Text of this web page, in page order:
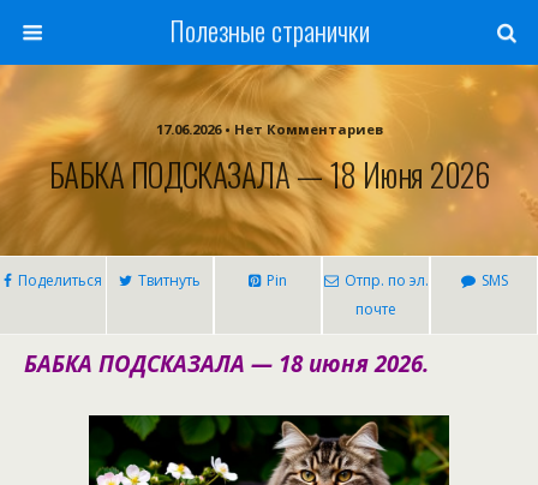
Полезные странички
17.06.2026 • Нет Комментариев
БАБКА ПОДСКАЗАЛА — 18 Июня 2026
Поделиться Твитнуть Pin
Отпр. по эл.
почте
SMS
БАБКА ПОДСКАЗАЛА — 18 июня 2026.